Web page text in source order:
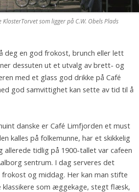
som ligger på C.W. Obels Plads
deg en god frokost, brunch eller lett
dessuten ut et utvalg av brett- og
med et glass god drikke på Café
god samvittighet kan sette av tid til å
danske er Café Limfjorden et must
kalles på folkemunne, har et skikkelig
allerede tidlig på 1900-tallet var cafeen
sentrum. I dag serveres det
og middag. Her kan man stifte
klassikere som æggekage, stegt flæsk,